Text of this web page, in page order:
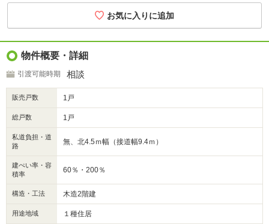
物件概要・詳細
引渡可能時期 相談
販売戸数 1戸
総戸数 1戸
私道負担・道
路
無、北4.5ｍ幅（接道幅9.4ｍ）
建ぺい率・容
積率
60％・200％
構造・工法 木造2階建
用途地域 １種住居